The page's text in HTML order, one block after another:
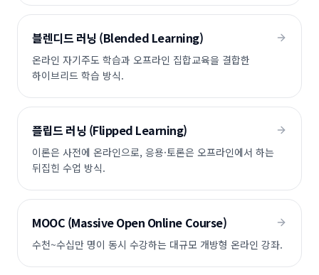
블렌디드 러닝 (Blended Learning)
온라인 자기주도 학습과 오프라인 집합교육을 결합한
하이브리드 학습 방식.
플립드 러닝 (Flipped Learning)
이론은 사전에 온라인으로, 응용·토론은 오프라인에서 하는
뒤집힌 수업 방식.
MOOC (Massive Open Online Course)
수천~수십만 명이 동시 수강하는 대규모 개방형 온라인 강좌.